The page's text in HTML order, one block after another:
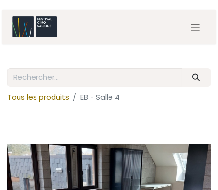
Tous les produits EB - Salle 4